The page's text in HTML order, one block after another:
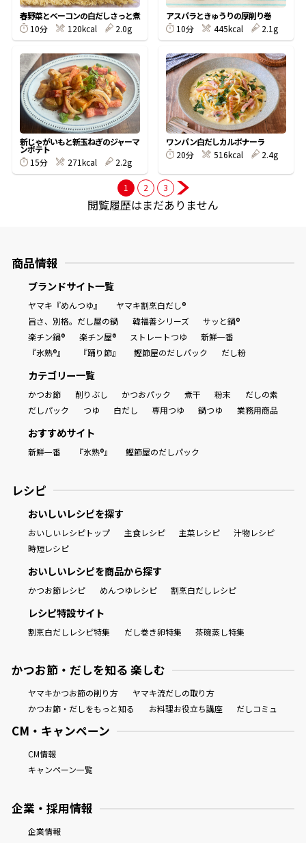
おすすめサイト
氷熟®︎
だしパック
春野菜とベーコンの白だしさっと煮
10分
120kcal 2.0g
アスパラときゅうりの厚削り巻
10分
445kcal 2.1g
新じゃがいもと新玉ねぎのジャーマ
ンポテト
15分
271kcal 2.2g
ワンパン白だしカルボナーラ
20分
516kcal 2.4g
1 2 3
閲覧履歴はまだありません
商品情報
ブランドサイト一覧
ヤマキ『めんつゆ』
ヤマキ割烹白だし®
旨さ、別格。だし屋の鍋
韓福善シリーズ
サッと鍋®
楽チン鍋®
楽チン屋® ストレートつゆ
新鮮一番
『氷熟®』
『踊り節』 鰹節屋のだしパック だし粉
カテゴリー一覧
かつお節 削りぶし かつおパック 煮干 粉末
だしの素
だしパック
つゆ 白だし 専用つゆ 鍋つゆ 業務用商品
おすすめサイト
新鮮一番 『氷熟®』 鰹節屋のだしパック
レシピ
おいしいレシピを探す
おいしいレシピトップ 主食レシピ 主菜レシピ
汁物レシピ
時短レシピ
おいしいレシピを商品から探す
かつお節レシピ めんつゆレシピ 割烹白だしレシピ
レシピ特設サイト
割烹白だしレシピ特集 だし巻き卵特集 茶碗蒸し特集
かつお節・だしを知る 楽しむ
ヤマキかつお節の削り方
ヤマキ流だしの取り方
かつお節・だしをもっと知る
お料理お役立ち講座 だしコミュ
CM・キャンペーン
CM情報
キャンペーン一覧
企業・採用情報
企業情報